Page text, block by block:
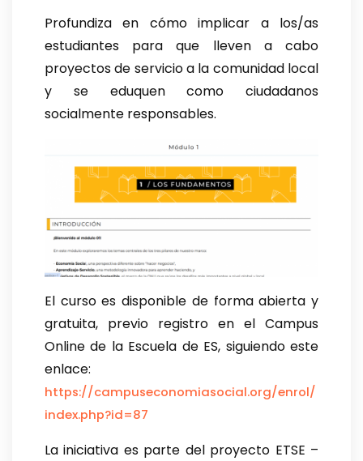
Profundiza en cómo implicar a los/as
estudiantes para que lleven a cabo
proyectos de servicio a la comunidad local
y se eduquen como ciudadanos
socialmente responsables.
El curso es disponible de forma abierta y
gratuita, previo registro en el Campus
Online de la Escuela de ES, siguiendo este
enlace:
https://campuseconomiasocial.org/enrol/
index.php?id=87
La iniciativa es parte del proyecto ETSE –